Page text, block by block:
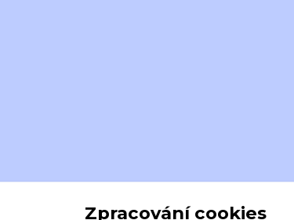
Zpracování cookies